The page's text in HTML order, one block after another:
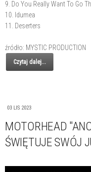
9. Do You Really Want To Go
10. Idumea
11. Deserters
źródło: MYSTIC PRODUCTION
Czytaj dalej...
03 LIS 2023
MOTORHEAD
ŚWIĘTUJE SWÓJ